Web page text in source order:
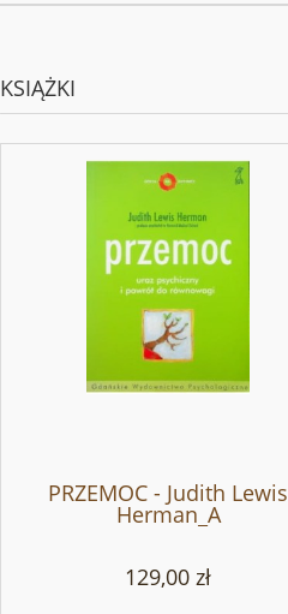
KSIĄŻKI
PRZEMOC - Judith Lewis
Herman_A
129,00 zł